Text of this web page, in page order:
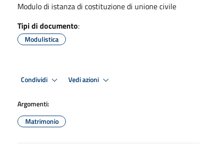
Modulo di istanza di costituzione di unione civile
Tipi di documento:
Modulistica
Condividi Vedi azioni
Argomenti:
Matrimonio